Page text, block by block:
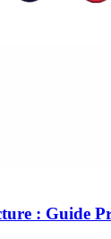
: Guide